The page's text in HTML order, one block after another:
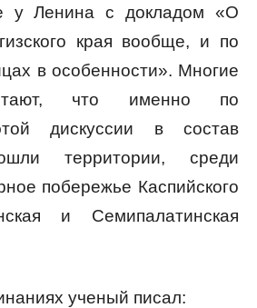
у Ленина с докладом «О
края вообще, и по
в особенности». Многие
что именно по
дискуссии в состав
территории, среди
побережье Каспийского
и Семипалатинская
ученый писал: